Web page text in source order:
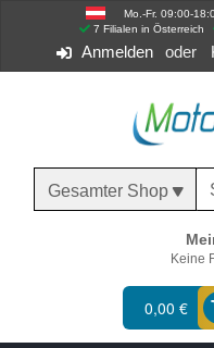
Mo.-Fr. 09:00-
7 Filialen in Österreich
Anmelden
Gesamter Shop
Keine
0,00 €